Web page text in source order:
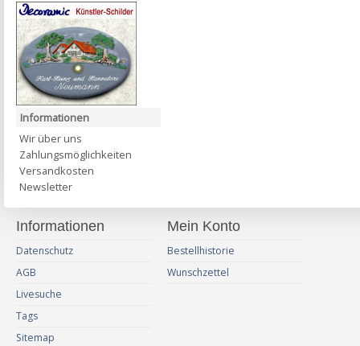
Informationen
Wir über uns
Zahlungsmöglichkeiten
Versandkosten
Newsletter
Informationen
Datenschutz
AGB
Livesuche
Tags
Sitemap
Mein Konto
Bestellhistorie
Wunschzettel